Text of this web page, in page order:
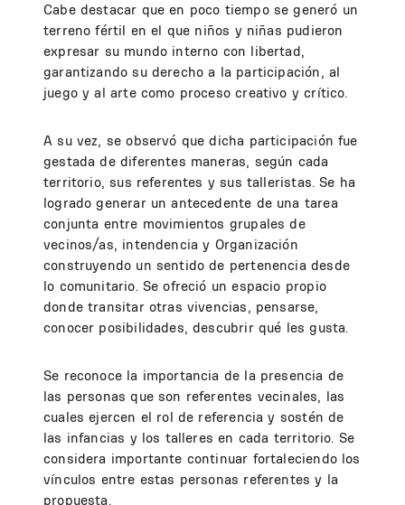
Cabe destacar que en poco tiempo se generó un
terreno fértil en el que niños y niñas pudieron
expresar su mundo interno con libertad,
garantizando su derecho a la participación, al
juego y al arte como proceso creativo y crítico.
A su vez, se observó que dicha participación fue
gestada de diferentes maneras, según cada
territorio, sus referentes y sus talleristas. Se ha
logrado generar un antecedente de una tarea
conjunta entre movimientos grupales de
vecinos/as, intendencia y Organización
construyendo un sentido de pertenencia desde
lo comunitario. Se ofreció un espacio propio
donde transitar otras vivencias, pensarse,
conocer posibilidades, descubrir qué les gusta.
Se reconoce la importancia de la presencia de
las personas que son referentes vecinales, las
cuales ejercen el rol de referencia y sostén de
las infancias y los talleres en cada territorio. Se
considera importante continuar fortaleciendo los
vínculos entre estas personas referentes y la
propuesta.